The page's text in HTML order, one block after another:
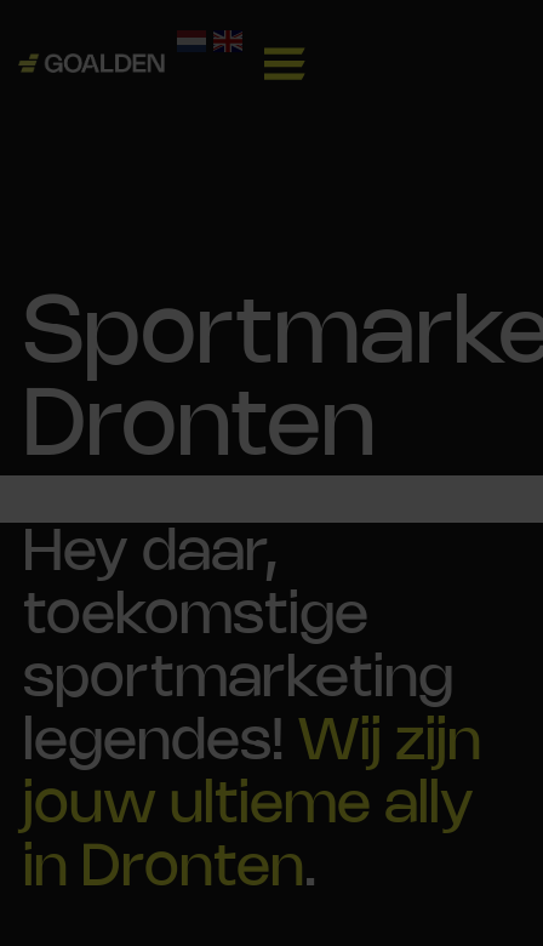
Dronten
Hey daar,
toekomstige
sportmarketing
legendes! Wij zijn
jouw ultieme ally
in Dronten.